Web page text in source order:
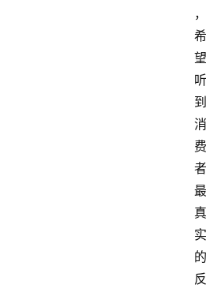
，
希
望
听
到
消
费
者
最
真
实
的
反